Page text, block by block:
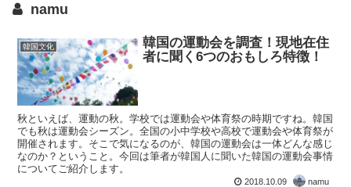
namu
韓国文化
韓国の運動会を調査！現地在住
者に聞く6つのおもしろ特徴！
秋といえば、運動の秋。学校では運動会や体育祭の時期ですね。韓国
でも秋は運動会シーズン。全国の小中学校や高校で運動会や体育祭が
開催されます。そこで気になるのが、韓国の運動会は一体どんな感じ
なのか？ということ。今回は筆者が韓国人に聞いた韓国の運動会事情
についてご紹介します。
2018.10.09 namu